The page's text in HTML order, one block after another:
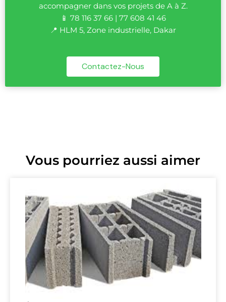
accompagner dans vos projets de A à Z.
📱 78 116 37 66 | 77 608 41 46
📍 HLM 5, Zone industrielle, Dakar
Contactez-Nous
Vous pourriez aussi aimer